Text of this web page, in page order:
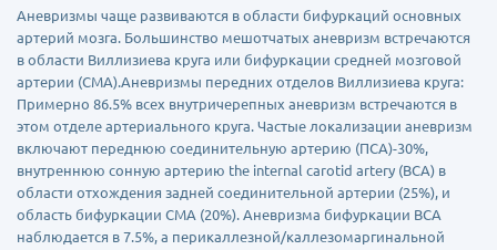
Аневризмы чаще развиваются в области бифуркаций основных
артерий мозга. Большинство мешотчатых аневризм встречаются
в области Виллизиева круга или бифуркации средней мозговой
артерии (СМА).Аневризмы передних отделов Виллизиева круга:
Примерно 86.5% всех внутричерепных аневризм встречаются в
этом отделе артериального круга. Частые локализации аневризм
включают переднюю соединительную артерию (ПСА)-30%,
внутреннюю сонную артерию the internal carotid artery (ВСА) в
области отхождения задней соединительной артерии (25%), и
область бифуркации СМА (20%). Аневризма бифуркации ВСА
наблюдается в 7.5%, а перикаллезной/каллезомаргинальной